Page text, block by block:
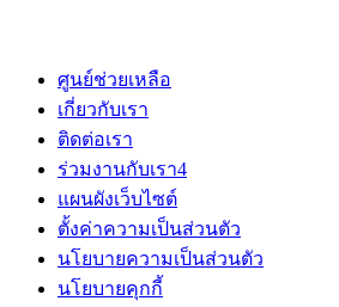
ศูนย์ช่วยเหลือ
เกี่ยวกับเรา
ติดต่อเรา
ร่วมงานกับเรา4
แผนผังเว็บไซต์
ตั้งค่าความเป็นส่วนตัว
นโยบายความเป็นส่วนตัว
นโยบายคุกกี้